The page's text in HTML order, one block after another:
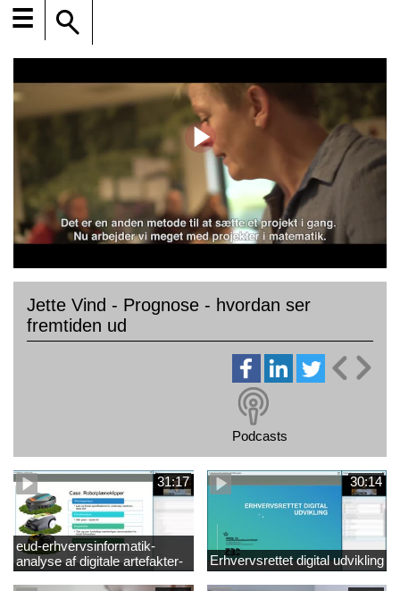
☰
Jette Vind - Prognose - hvordan ser
fremtiden ud
Podcasts
31:17
eud-erhvervsinformatik-
analyse af digitale artefakter-
30:14
Erhvervsrettet digital udvikling